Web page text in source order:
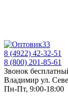
8 (4922) 42-32-51
8 (800) 201-85-61
Звонок
Владимир ул.
Пн-Пт, 9:00-18:00